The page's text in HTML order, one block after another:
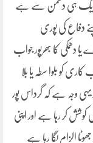
ایک ہی دشمن سے ہے
دفاع کی پوری
دھمکی کا بھرپور جواب
کو بلوا سطہ یا بلا
وجہ ہے کہ گرداس پور
کر رہا ہے اور اپنی
الزام لگا رہا ہے